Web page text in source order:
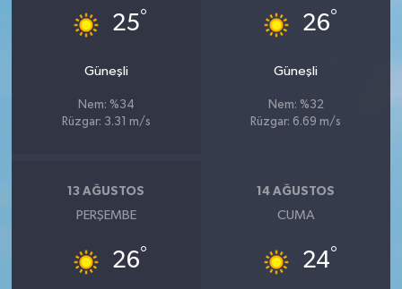
25°
Güneşli
Nem: %34
Rüzgar: 3.31 m/s
26°
Güneşli
Nem: %32
Rüzgar: 6.69 m/s
13 AĞUSTOS
PERŞEMBE
26°
14 AĞUSTOS
CUMA
24°